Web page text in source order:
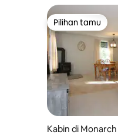
Pilihan tamu
Pilihan tamu
Kabin di Monarch